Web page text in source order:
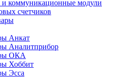
и коммуникационные модули
счетчиков
Анкат
Аналитприбор
ОКА
Хоббит
Эсса